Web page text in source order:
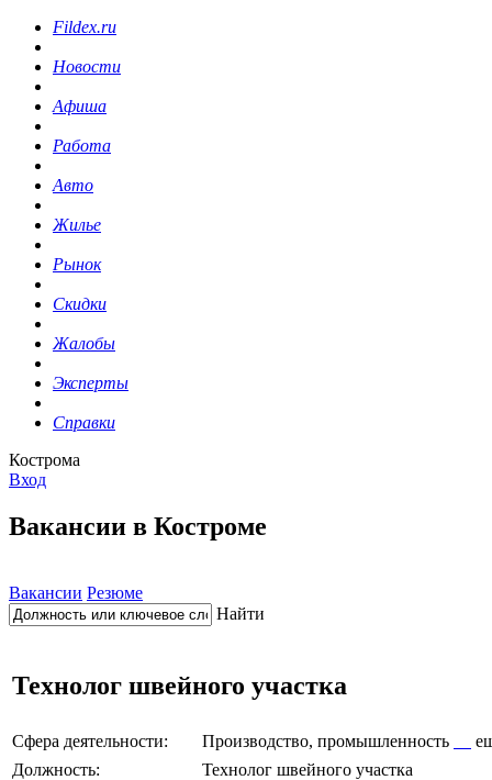
Fildex.ru
Новости
Афиша
Работа
Авто
Жилье
Рынок
Скидки
Жалобы
Эксперты
Справки
Кострома
Вход
Вакансии в Костроме
Вакансии Резюме
Найти
Технолог швейного участка
Сфера деятельности: Производство, промышленность
Должность:
Технолог швейного участка